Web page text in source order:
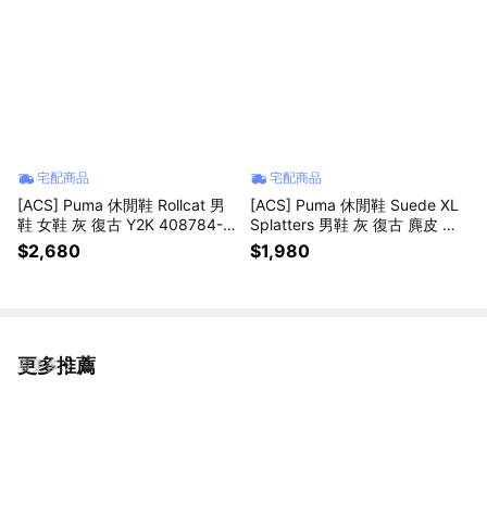
宅配商品
[ACS] Puma 休閒鞋 Rollcat 男
鞋 女鞋 灰 復古 Y2K 408784-0
2
$2,680
宅配商品
[ACS] Puma 休閒鞋 Suede XL
Splatters 男鞋 灰 復古 麂皮 板
鞋 402575-02
$1,980
更多推薦
看更多